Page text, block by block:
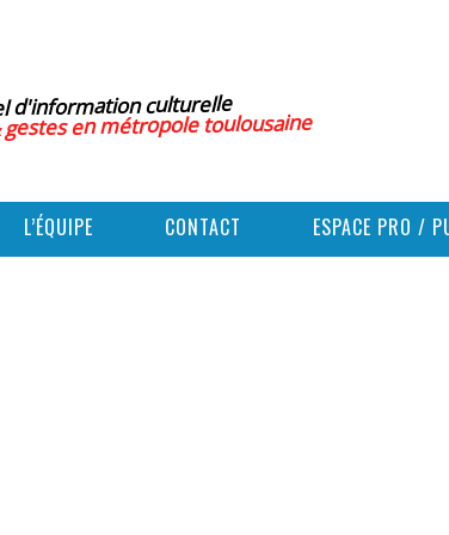
d'information culturelle
gestes en métropole toulousaine
L’ÉQUIPE CONTACT ESPACE PRO /